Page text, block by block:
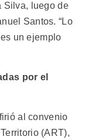
Silva, luego de
Santos. “Lo
un ejemplo
por el
al convenio
(ART),